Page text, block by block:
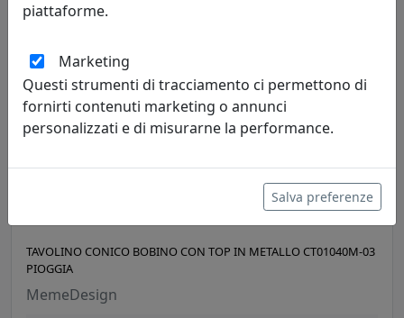
TAVOLINO CONICO BOBINO CON TOP IN METALLO CT01040M-03
PIOGGIA
MemeDesign
piattaforme.
Marketing
Questi strumenti di tracciamento ci permettono di
fornirti contenuti marketing o annunci
personalizzati e di misurarne la performance.
Salva preferenze